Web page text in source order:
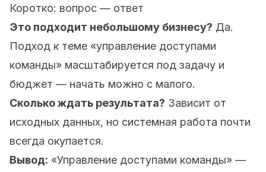
Коротко: вопрос — ответ
Это подходит небольшому бизнесу? Да.
Подход к теме «управление доступами
команды» масштабируется под задачу и
бюджет — начать можно с малого.
Сколько ждать результата? Зависит от
исходных данных, но системная работа почти
всегда окупается.
Вывод: «Управление доступами команды» —